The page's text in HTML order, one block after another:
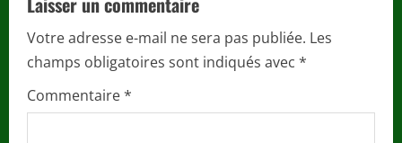
e
R
e
Votre adresse e-mail ne sera pas publiée. Les
champs obligatoires sont indiqués avec *
Commentaire*